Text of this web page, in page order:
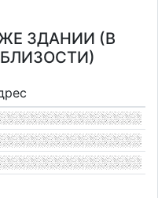
ЗДАНИИ (В